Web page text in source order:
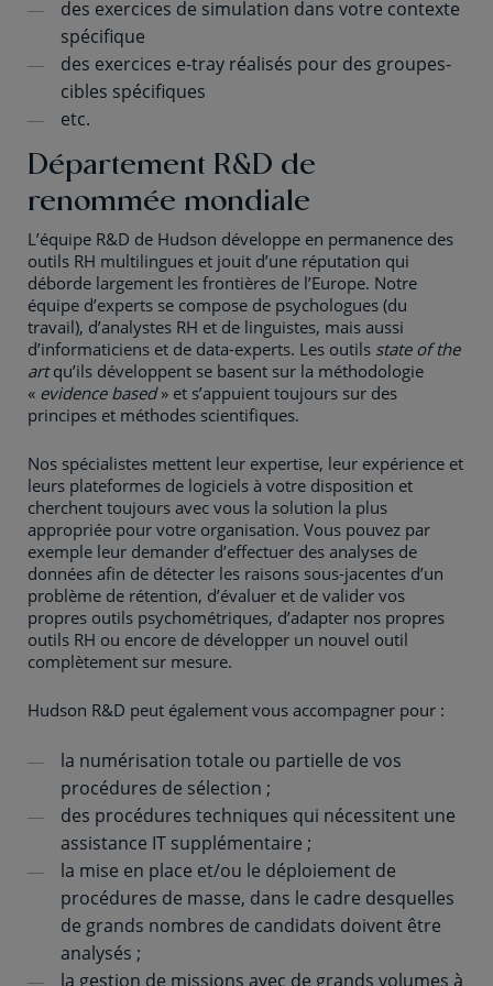
des exercices de simulation dans votre contexte
spécifique
des exercices e-tray réalisés pour des groupes-
cibles spécifiques
etc.
Département R&D de
renommée mondiale
L’équipe R&D de Hudson développe en permanence des
outils RH multilingues et jouit d’une réputation qui
déborde largement les frontières de l’Europe. Notre
équipe d’experts se compose de psychologues (du
travail), d’analystes RH et de linguistes, mais aussi
d’informaticiens et de data-experts. Les outils state of the
artqu’ils développent se basent sur la méthodologie
« evidence based» et s’appuient toujours sur des
principes et méthodes scientifiques.
Nos spécialistes mettent leur expertise, leur expérience et
leurs plateformes de logiciels à votre disposition et
cherchent toujours avec vous la solution la plus
appropriée pour votre organisation. Vous pouvez par
exemple leur demander d’effectuer des analyses de
données afin de détecter les raisons sous-jacentes d’un
problème de rétention, d’évaluer et de valider vos
propres outils psychométriques, d’adapter nos propres
outils RH ou encore de développer un nouvel outil
complètement sur mesure.
Hudson R&D peut également vous accompagner pour :
la numérisation totale ou partielle de vos
procédures de sélection ;
des procédures techniques qui nécessitent une
assistance IT supplémentaire ;
la mise en place et/ou le déploiement de
procédures de masse, dans le cadre desquelles
de grands nombres de candidats doivent être
analysés ;
la gestion de missions avec de grands volumes à